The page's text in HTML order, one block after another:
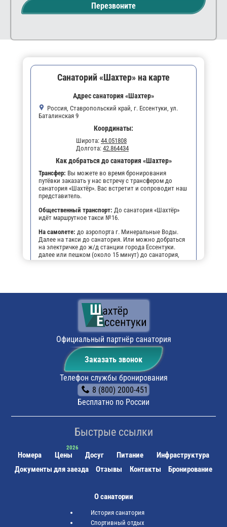
Перезвоните
Санаторий «Шахтер» на карте
Адрес санатория «Шахтер»
Россия, Ставропольский край, г. Ессентуки, ул.
Баталинская 9
Координаты:
Широта: 44.051808
Долгота: 42.864434
Как добраться до санатория «Шахтер»
Трансфер: Вы можете во время бронирования
путёвки заказать у нас встречу с трансфером до
санатория «Шахтёр». Вас встретит и сопроводит наш
представитель.
Общественный транспорт: До санатория «Шахтёр»
идёт маршрутное такси №16.
На самолете: до аэропорта г. Минеральные Воды.
Далее на такси до санатория. Или можно добраться
на электричке до ж/д станции города Ессентуки.
далее или пешком (около 15 минут) до санатория,
или на маршрутном такси №16 до остановки
не заблудиться, можно воспользоваться
навигатором. По прибытии будет возможность
оставить автомобиль на парковке санатория.
до ж/д вокзала г. Ессентуки, далее или
пешком (около 15 минут) до санатория, или на
маршрутном такси №16 до остановки "Санаторий
Шахтёр".Официальный партнёр санатория
Заказать звонок
Телефон службы бронирования
8 (800) 2000-451
Бесплатно по России
Быстрые ссылки
Номера Цены Досуг Питание
Инфраструктура
Документы для заезда
Отзывы Контакты Бронирование
О санатории
История санатория
Спортивный отдых